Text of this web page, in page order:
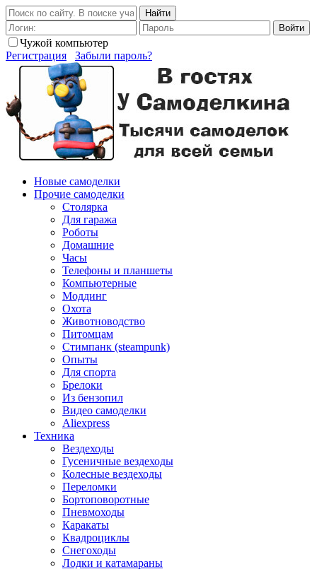
Найти
Войти
Чужой компьютер
Регистрация
Забыли пароль?
Новые самоделки
Прочие самоделки
Столярка
Для гаража
Роботы
Домашние
Часы
Телефоны и планшеты
Компьютерные
Моддинг
Охота
Животноводство
Питомцам
Стимпанк (steampunk)
Опыты
Для спорта
Брелоки
Из бензопил
Видео самоделки
Aliexpress
Техника
Вездеходы
Гусеничные вездеходы
Колесные вездеходы
Переломки
Бортоповоротные
Пневмоходы
Каракаты
Квадроциклы
Снегоходы
Лодки и катамараны